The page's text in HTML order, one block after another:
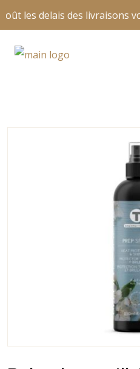
les delais des livraisons